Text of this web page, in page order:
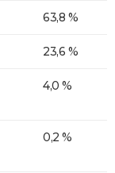
63,8 %
23,6 %
4,0 %
0,2 %